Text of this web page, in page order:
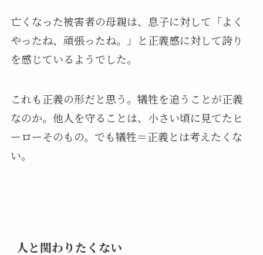
亡くなった被害者の母親は、息子に対して「よく
やったね、頑張ったね。」と正義感に対して誇り
を感じているようでした。
これも正義の形だと思う。犠牲を追うことが正義
なのか。他人を守ることは、小さい頃に見てたヒ
ーローそのもの。でも犠牲＝正義とは考えたくな
い。
人と関わりたくない